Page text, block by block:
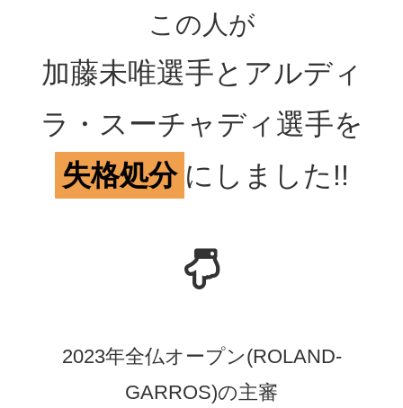
この人が
加藤未唯選手とアルディ
ラ・スーチャディ選手を
失格処分 にしました!!
2023年全仏オープン(ROLAND-
GARROS)の主審